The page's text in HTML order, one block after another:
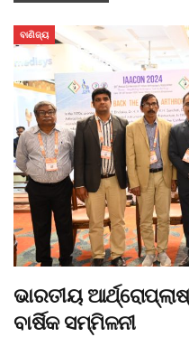
ବାଣିଜ୍ୟ
ଭାରତୀୟ
ବାର୍ଷିକ ସମ୍ମିଳନୀ